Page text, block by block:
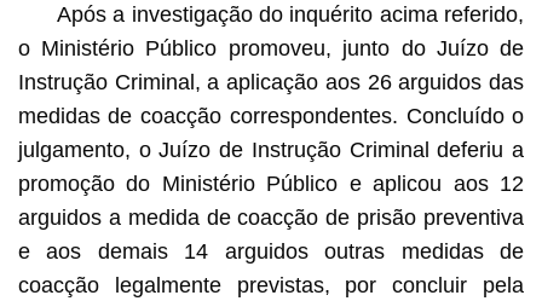
Após a investigação do inquérito acima referido,
o Ministério Público promoveu, junto do Juízo de
Instrução Criminal, a aplicação aos 26 arguidos das
medidas de coacção correspondentes. Concluído o
julgamento, o Juízo de Instrução Criminal deferiu a
promoção do Ministério Público e aplicou aos 12
arguidos a medida de coacção de prisão preventiva
e aos demais 14 arguidos outras medidas de
coacção legalmente previstas, por concluir pela